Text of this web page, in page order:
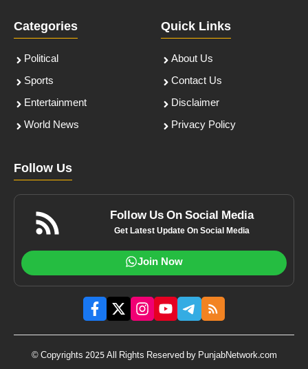
Categories
Political
Sports
Entertainment
World News
Quick Links
About Us
Contact Us
Disclaimer
Privacy Policy
Follow Us
Follow Us On Social Media
Get Latest Update On Social Media
Join Now
© Copyrights 2025 All Rights Reserved by PunjabNetwork.com